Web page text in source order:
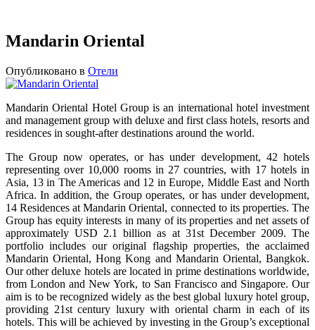
Mandarin Oriental
Опубликовано в Отели
Mandarin Oriental Hotel Group is an international hotel investment
and management group with deluxe and first class hotels, resorts and
residences in sought-after destinations around the world.
The Group now operates, or has under development, 42 hotels
representing over 10,000 rooms in 27 countries, with 17 hotels in
Asia, 13 in The Americas and 12 in Europe, Middle East and North
Africa. In addition, the Group operates, or has under development,
14 Residences at Mandarin Oriental, connected to its properties. The
Group has equity interests in many of its properties and net assets of
approximately USD 2.1 billion as at 31st December 2009. The
portfolio includes our original flagship properties, the acclaimed
Mandarin Oriental, Hong Kong and Mandarin Oriental, Bangkok.
Our other deluxe hotels are located in prime destinations worldwide,
from London and New York, to San Francisco and Singapore. Our
aim is to be recognized widely as the best global luxury hotel group,
providing 21st century luxury with oriental charm in each of its
hotels. This will be achieved by investing in the Group’s exceptional